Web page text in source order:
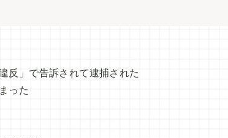
反」で告訴されて逮捕された
った